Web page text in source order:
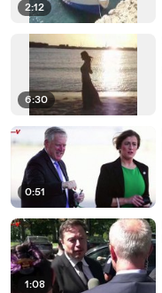
2:12
6:30
0:51
1:08